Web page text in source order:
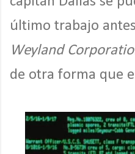
último trabajo
Weyland
de otra forma que